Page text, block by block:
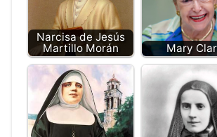
Narcisa de Jesús
Martillo Morán
Mary